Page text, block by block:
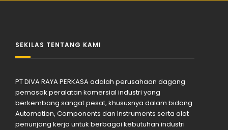
SEKILAS TENTANG KAMI
PT DIVA RAYA PERKASA adalah perusahaan dagang
pemasok peralatan komersial industri yang
berkembang sangat pesat, khususnya dalam bidang
Automation, Components dan Instruments serta alat
penunjang kerja untuk berbagai kebutuhan industri